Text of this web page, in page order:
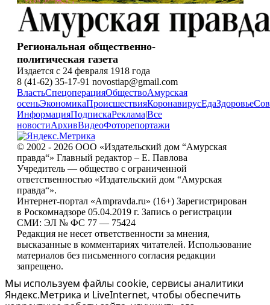
Региональная общественно-
политическая газета
Издается с 24 февраля 1918 года
8 (41-62) 35-17-91 novostiap@gmail.com
ВластьСпецоперацияОбществоАмурская
осеньЭкономикаПроисшествияКоронавирусЕдаЗдоровье
ИнформацияПодпискаРеклама|Все
новостиАрхивВидеоФоторепортажи
© 2002 - 2026 ООО «Издательский дом “Амурская
правда“» Главный редактор – Е. Павлова
Учредитель — общество с ограниченной
ответственностью «Издательский дом “Амурская
правда“».
Интернет-портал «Ampravda.ru» (16+) Зарегистрирован
в Роскомнадзоре 05.04.2019 г. Запись о регистрации
СМИ: ЭЛ № ФС 77 — 75424
Редакция не несет ответственности за мнения,
высказанные в комментариях читателей. Использование
материалов без письменного согласия редакции
запрещено.
Мы используем файлы cookie, сервисы аналитики
Яндекс.Метрика и LiveInternet, чтобы обеспечить